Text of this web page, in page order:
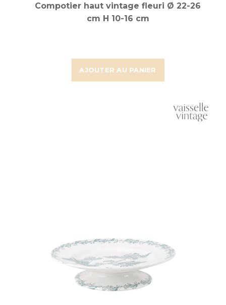
AJOUTER AU PANIER
Compotier haut vintage fleuri Ø 22-26
cm H 10-16 cm